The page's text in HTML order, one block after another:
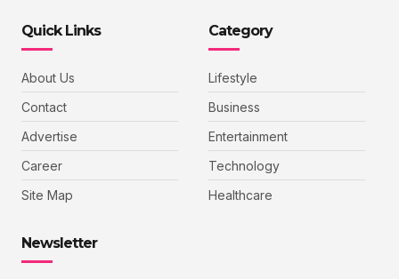
Quick Links
About Us
Contact
Advertise
Career
Site Map
Category
Lifestyle
Business
Entertainment
Technology
Healthcare
Newsletter